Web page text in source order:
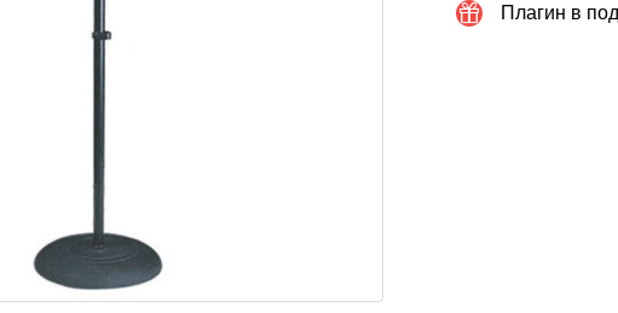
Плагин в